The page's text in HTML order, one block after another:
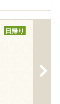
日帰り